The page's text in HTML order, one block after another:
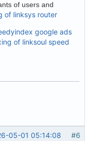
of users and
of linksys router
google ads
of linksoul speed
#6
05-01 05:14:08